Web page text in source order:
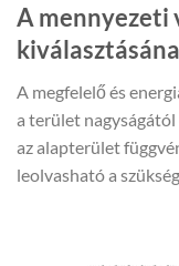
A
A megfelelő és
a terület nagyságától
az alapterület
leolvasható a